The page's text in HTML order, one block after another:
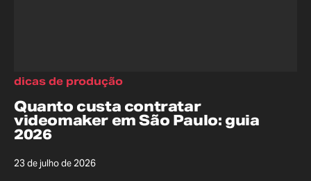
Quanto custa contratar
videomaker em São Paulo: guia
2026
23 de julho de 2026
dicas de produção